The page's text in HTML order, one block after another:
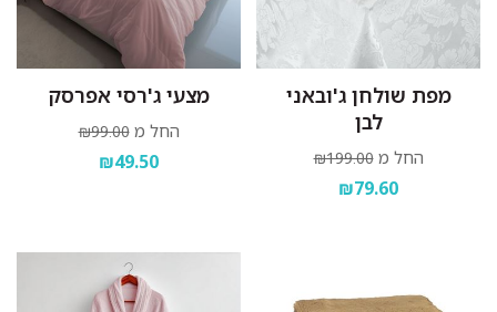
מפת שולחן ג'ובאני
לבן
החל מ ₪199.00
₪79.60
מצעי ג'רסי אפרסק
החל מ ₪99.00
₪49.50